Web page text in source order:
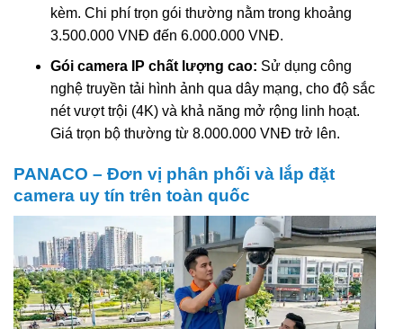
kèm. Chi phí trọn gói thường nằm trong khoảng
3.500.000 VNĐ đến 6.000.000 VNĐ.
Gói camera IP chất lượng cao: Sử dụng công
nghệ truyền tải hình ảnh qua dây mạng, cho độ sắc
nét vượt trội (4K) và khả năng mở rộng linh hoạt.
Giá trọn bộ thường từ 8.000.000 VNĐ trở lên.
PANACO – Đơn vị phân phối và lắp đặt
camera uy tín trên toàn quốc